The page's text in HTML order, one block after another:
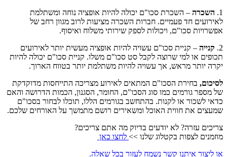
1. השכרה – השכרת סכו"ם יכולה להיות אופציה נוחה ומשתלמת
לאירועים חד פעמיים. חברות השכרה מציעות לרוב מגוון רחב של
אפשרויות סכו"ם, ויכולות לספק שירותי משלוח ואיסוף.
2. קנייה – קניית סכו"ם עשויה להיות אופציה מעשית יותר לאירועים
תכופים או למי שרוצה לקבל סט סכו"ם משלו. קניית סכו"ם יכולה להיות
יקרה יותר מראש, אך עשויה להיות משתלמת יותר בטווח הארוך.
לסיכום, בחירת הסכו"ם המתאים לאירוע מצריכה התייחסות מדוקדקת
של מספר גורמים כמו סוג הסכו"ם, החומר, הסגנון, הכמות הדרושה והאם
כדאי לשכור או לקנות. בהתחשב בגורמים הללו, תוכלו לבחור בסכו"ם
שמעצים את חווית האוכל ומשאירים רושם מתמשך על האורחים שלכם.
צריכים עזרה? לא יודעים בדיוק מה אתם צריכים?
מוזמנים לצפות בקטלוג שלנו >> לחצו כאן
או ליצור איתנו קשר נשמח לעזור בכל שאלה.